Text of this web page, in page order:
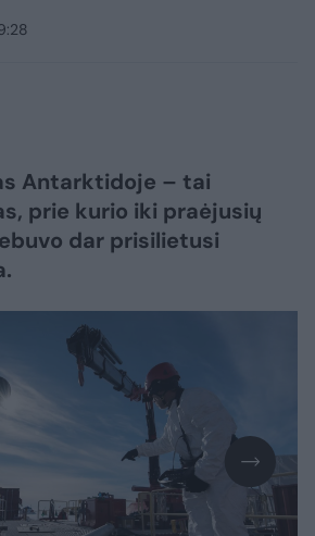
Antarktidoje – tai
prie kurio iki praėjusių
dar prisilietusi